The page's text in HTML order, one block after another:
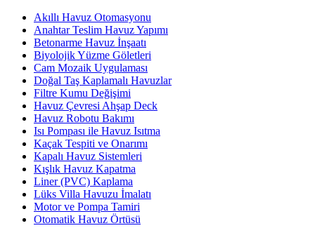
Akıllı Havuz Otomasyonu
Anahtar Teslim Havuz Yapımı
Betonarme Havuz İnşaatı
Biyolojik Yüzme Göletleri
Cam Mozaik Uygulaması
Doğal Taş Kaplamalı Havuzlar
Filtre Kumu Değişimi
Havuz Çevresi Ahşap Deck
Havuz Robotu Bakımı
Isı Pompası ile Havuz Isıtma
Kaçak Tespiti ve Onarımı
Kapalı Havuz Sistemleri
Kışlık Havuz Kapatma
Liner (PVC) Kaplama
Lüks Villa Havuzu İmalatı
Motor ve Pompa Tamiri
Otomatik Havuz Örtüsü